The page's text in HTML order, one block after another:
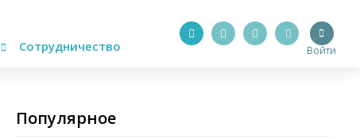
Сотрудничество Войти
Популярное